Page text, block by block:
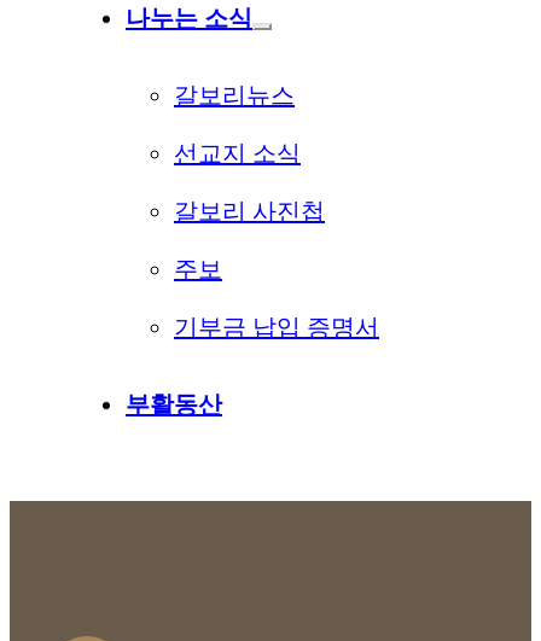
나누는 소식
갈보리뉴스
선교지 소식
갈보리 사진첩
주보
기부금 납입 증명서
부활동산